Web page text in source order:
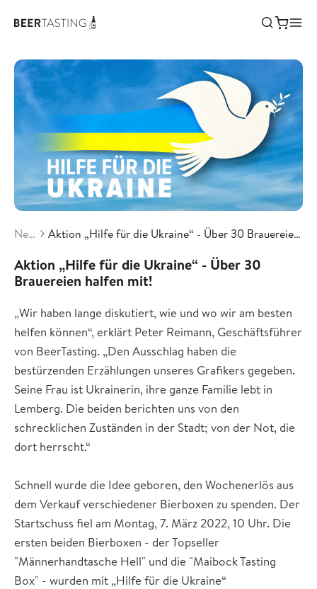
News Aktion „Hilfe für die Ukraine“ - Über 30 Brauereien halfen mit!
Aktion „Hilfe für die Ukraine“ - Über 30
Brauereien halfen mit!
„Wir haben lange diskutiert, wie und wo wir am besten
helfen können“, erklärt Peter Reimann, Geschäftsführer
von BeerTasting. „Den Ausschlag haben die
bestürzenden Erzählungen unseres Grafikers gegeben.
Seine Frau ist Ukrainerin, ihre ganze Familie lebt in
Lemberg. Die beiden berichten uns von den
schrecklichen Zuständen in der Stadt; von der Not, die
dort herrscht.“
Schnell wurde die Idee geboren, den Wochenerlös aus
dem Verkauf verschiedener Bierboxen zu spenden. Der
Startschuss fiel am Montag, 7. März 2022, 10 Uhr. Die
ersten beiden Bierboxen - der Topseller
"Männerhandtasche Hell" und die "Maibock Tasting
Box" - wurden mit „Hilfe für die Ukraine“